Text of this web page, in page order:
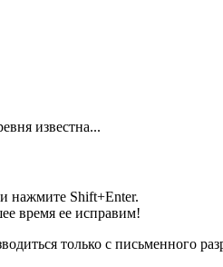
известна...
нажмите Shift+Enter.
время ее исправим!
только с письменного